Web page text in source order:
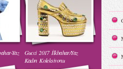
Burçe Bekrek - MBFWI Yaz
2015 Defilesi
Yaz
Gucci 2017 İlkbahar/Yaz
Kadın Koleksiyonu